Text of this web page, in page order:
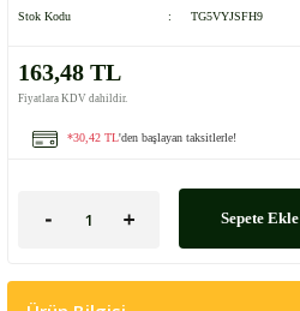
Stok Kodu TG5VYJSFH9
163,48 TL
Fiyatlara KDV dahildir.
*30,42 TL'den başlayan taksitlerle!
Sepete Ekle